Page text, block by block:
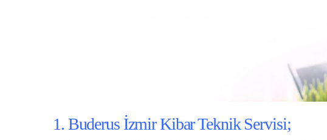
1. Buderus İzmir Kibar Teknik Servisi;